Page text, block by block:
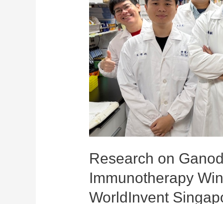
Research on
Immunotherapy
WorldInvent
Wins
Gold
Medal
at
WorldInvent
Singapore
2025